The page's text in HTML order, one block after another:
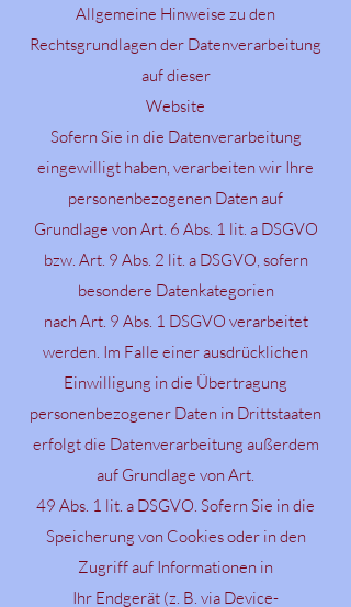
Allgemeine Hinweise zu den
Rechtsgrundlagen der Datenverarbeitung
auf dieser
Website
Sofern Sie in die Datenverarbeitung
eingewilligt haben, verarbeiten wir Ihre
personenbezogenen Daten auf
Grundlage von Art. 6 Abs. 1 lit. a DSGVO
bzw. Art. 9 Abs. 2 lit. a DSGVO, sofern
besondere Datenkategorien
nach Art. 9 Abs. 1 DSGVO verarbeitet
werden. Im Falle einer ausdrücklichen
Einwilligung in die Übertragung
personenbezogener Daten in Drittstaaten
erfolgt die Datenverarbeitung außerdem
auf Grundlage von Art.
49 Abs. 1 lit. a DSGVO. Sofern Sie in die
Speicherung von Cookies oder in den
Zugriff auf Informationen in
Ihr Endgerät (z. B. via Device-